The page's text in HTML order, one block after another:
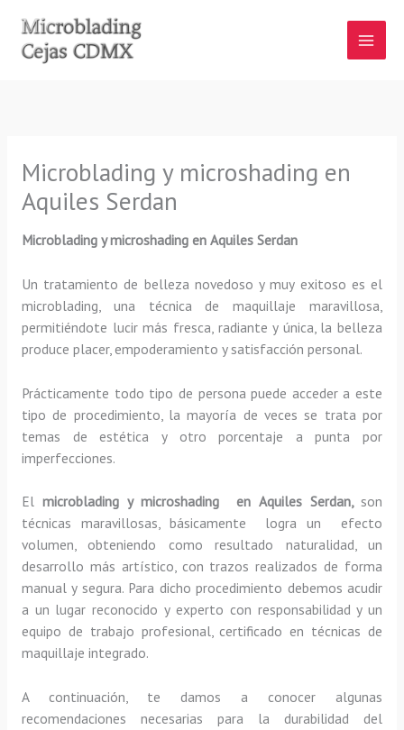
contenido
Microblading y microshading en
Aquiles Serdan
Microblading y microshading en Aquiles Serdan
Un tratamiento de belleza novedoso y muy exitoso es el
microblading, una técnica de maquillaje maravillosa,
permitiéndote lucir más fresca, radiante y única, la belleza
produce placer, empoderamiento y satisfacción personal.
Prácticamente todo tipo de persona puede acceder a este
tipo de procedimiento, la mayoría de veces se trata por
temas de estética y otro porcentaje a punta por
imperfecciones.
Elmicroblading y microshading en Aquiles Serdan,son
técnicas maravillosas, básicamente
logra un efecto
volumen, obteniendo como resultado naturalidad, un
desarrollo más artístico, con trazos realizados de forma
manual y segura. Para dicho procedimiento debemos acudir
a un lugar reconocido y experto con responsabilidad y un
equipo de trabajo profesional, certificado en técnicas de
maquillaje integrado.
A continuación, te damos a conocer algunas
recomendaciones necesarias para la durabilidad del